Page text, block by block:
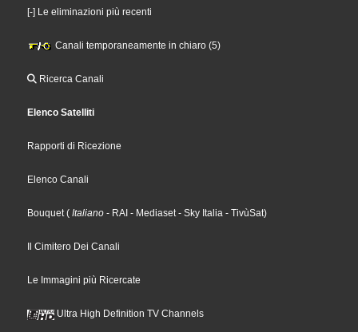
[-] Le eliminazioni più recenti
Canali temporaneamente in chiaro (5)
Ricerca Canali
Elenco Satelliti
Rapporti di Ricezione
Elenco Canali
Bouquet( Italiano - RAI - Mediaset- Sky Italia - TivùSat)
Il Cimitero Dei Canali
Le Immagini più Ricercate
Ultra High Definition TV Channels